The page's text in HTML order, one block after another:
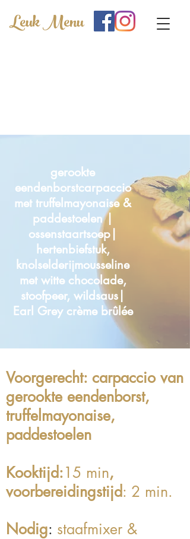
Leuk Menu
gerookte
eendenborstcarpaccio
met truffelmayonaise &
paddestoelen |
ossenstaartsoep|
hertenbiefstuk,
knolselderijmousseline
met witte chocolade,
stoofpeer, wildsaus|
Earl Grey crème brûlée
Voorgerecht: carpaccio van
gerookte eendenborst,
truffelmayonaise,
paddestoelen
Kooktijd:15 min,
voorbereidingstijd: 2 min.
Nodig: staafmixer &